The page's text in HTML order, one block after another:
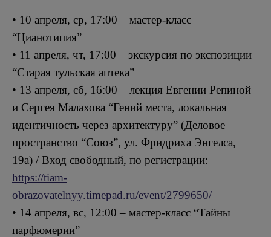
• 10 апреля, ср, 17:00 – мастер-класс
“Цианотипия”
• 11 апреля, чт, 17:00 – экскурсия по экспозиции
“Старая тульская аптека”
• 13 апреля, сб, 16:00 – лекция Евгении Репиной
и Сергея Малахова “Гений места, локальная
идентичность через архитектуру” (Деловое
пространство “Союз”, ул. Фридриха Энгелса,
19а) / Вход свободный, по регистрации:
https://tiam-
obrazovatelnyy.timepad.ru/event/2799650/
• 14 апреля, вс, 12:00 – мастер-класс “Тайны
парфюмерии”